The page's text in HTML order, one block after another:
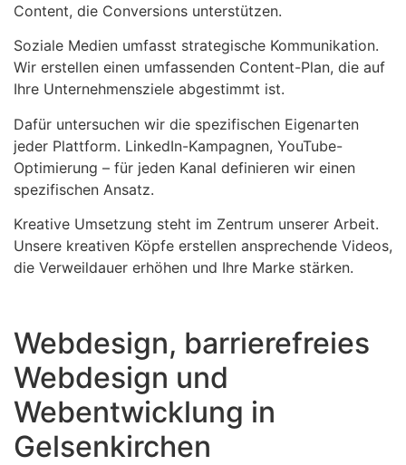
Content, die Conversions unterstützen.
Soziale Medien umfasst strategische Kommunikation.
Wir erstellen einen umfassenden Content-Plan, die auf
Ihre Unternehmensziele abgestimmt ist.
Dafür untersuchen wir die spezifischen Eigenarten
jeder Plattform. LinkedIn-Kampagnen, YouTube-
Optimierung – für jeden Kanal definieren wir einen
spezifischen Ansatz.
Kreative Umsetzung steht im Zentrum unserer Arbeit.
Unsere kreativen Köpfe erstellen ansprechende Videos,
die Verweildauer erhöhen und Ihre Marke stärken.
Webdesign, barrierefreies
Webdesign und
Webentwicklung in
Gelsenkirchen